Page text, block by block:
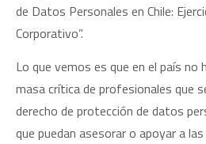
de Datos Personales en Chile:
Corporativo”.
Lo que vemos es que en el país no
masa crítica de profesionales que
derecho de protección de datos
que puedan asesorar o apoyar a